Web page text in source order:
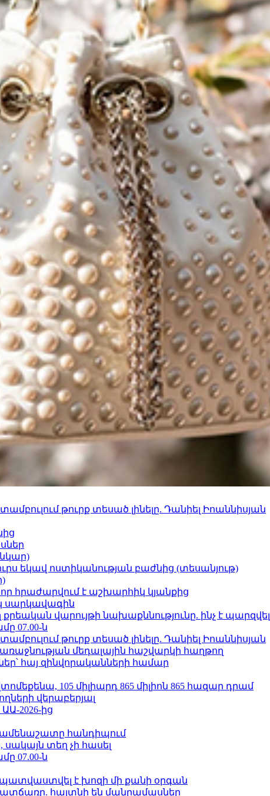
թուրք տեսած լինելը. Դանիել Իոաննիսյան
եկավ ոստիկանության բաժնից (տեսանյութ)
որ հրաժարվում է աշխարհիկ կյանքից
սարկավագին
քրեական վարույթի նախաքննությունը. ինչ է պարզվել
07.00-ն
թուրք տեսած լինելը. Դանիել Իոաննիսյան
մեդալային հաշվարկի հաղթող
հայ զինվորականների համար
105 միլիարդ 865 միլիոն 865 հազար դրամ
վերաբերյալ
2026-ից
հանդիպում
տեղ չի հասել
07.00-ն
է խոզի մի քանի օրգան
հայտնի են մանրամասներ